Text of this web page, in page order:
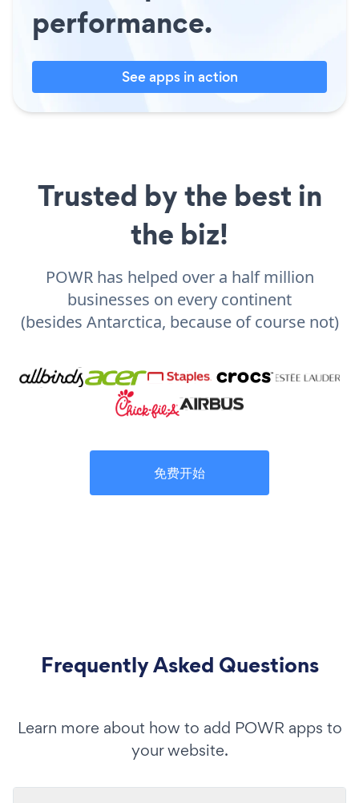
performance.
See apps in action
Trusted by the best in
the biz!
POWR has helped over a half million
businesses on every continent
(besides Antarctica, because of course not)
免费开始
Frequently Asked Questions
Learn more about how to add POWR apps to
your website.